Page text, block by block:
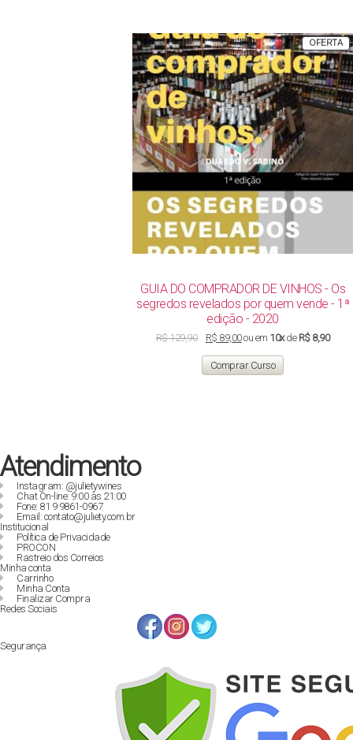
OFERTA
GUIA DO COMPRADOR DE VINHOS - Os
segredos revelados por quem vende - 1ª
edição - 2020
R$129,90
original
era:
R$ 129,90.
R$ 89,00O
atual
é:
R$ 89,00.
ou em 10xde R$ 8,90
Comprar Curso
Atendimento
Instagram: @julietywines
Chat On-line: 9:00 às 21:00
Fone: 81 9 9861-0967
Email: contato@juliety.com.br
Institucional
Política de Privacidade
PROCON
Rastreio dos Correios
Minha conta
Carrinho
Minha Conta
Finalizar Compra
Redes Sociais
Segurança